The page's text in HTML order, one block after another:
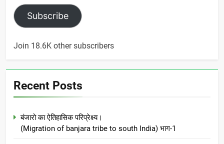
Subscribe
Join 18.6K other subscribers
Recent Posts
बंजारो का ऐतिहासिक परिप्रेक्ष्य।
(Migration of banjara tribe to south India) भाग-1